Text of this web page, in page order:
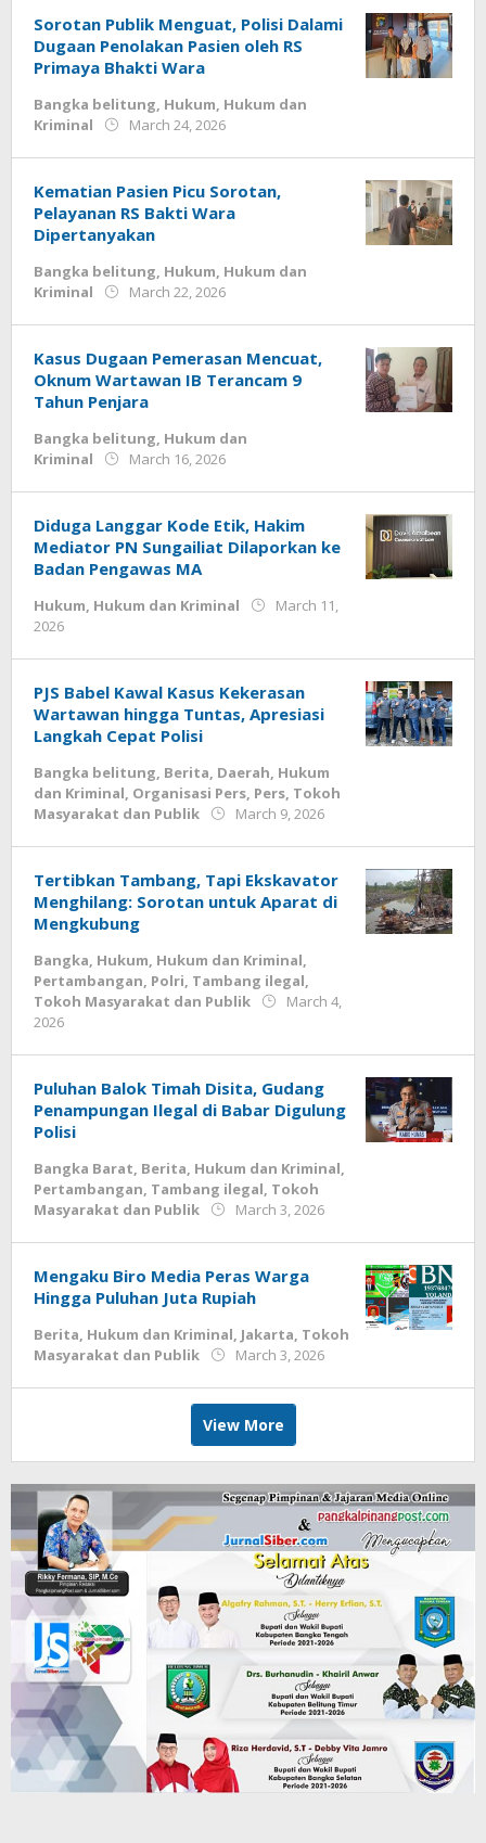
Jurnalsiber
Sorotan Publik Menguat, Polisi Dalami
Dugaan Penolakan Pasien oleh RS
Primaya Bhakti Wara
Bangka belitung, Hukum, Hukum dan
Kriminal
March 24, 2026
Kematian Pasien Picu Sorotan,
Pelayanan RS Bakti Wara
Dipertanyakan
Bangka belitung, Hukum, Hukum dan
Kriminal
March 22, 2026
Kasus Dugaan Pemerasan Mencuat,
Oknum Wartawan IB Terancam 9
Tahun Penjara
Bangka belitung, Hukum dan
Kriminal
March 16, 2026
Diduga Langgar Kode Etik, Hakim
Mediator PN Sungailiat Dilaporkan ke
Badan Pengawas MA
Hukum, Hukum dan Kriminal
March 11,
2026
PJS Babel Kawal Kasus Kekerasan
Wartawan hingga Tuntas, Apresiasi
Langkah Cepat Polisi
Bangka belitung, Berita, Daerah, Hukum
dan Kriminal, Organisasi Pers, Pers, Tokoh
Masyarakat dan Publik
March 9, 2026
Tertibkan Tambang, Tapi Ekskavator
Menghilang: Sorotan untuk Aparat di
Mengkubung
Bangka, Hukum, Hukum dan Kriminal,
Pertambangan, Polri, Tambang ilegal,
Tokoh Masyarakat dan Publik
March 4,
2026
Puluhan Balok Timah Disita, Gudang
Penampungan Ilegal di Babar Digulung
Polisi
Bangka Barat, Berita, Hukum dan Kriminal,
Pertambangan, Tambang ilegal, Tokoh
Masyarakat dan Publik
March 3, 2026
Mengaku Biro Media Peras Warga
Hingga Puluhan Juta Rupiah
Berita, Hukum dan Kriminal, Jakarta, Tokoh
Masyarakat dan Publik
March 3, 2026
View More